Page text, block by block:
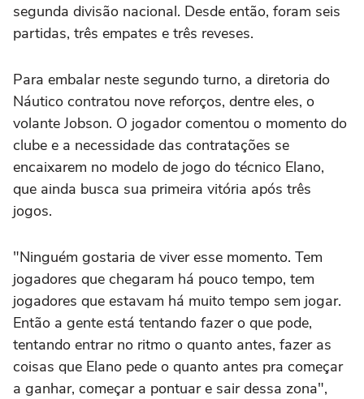
segunda divisão nacional. Desde então, foram seis
partidas, três empates e três reveses.
Para embalar neste segundo turno, a diretoria do
Náutico contratou nove reforços, dentre eles, o
volante Jobson. O jogador comentou o momento do
clube e a necessidade das contratações se
encaixarem no modelo de jogo do técnico Elano,
que ainda busca sua primeira vitória após três
jogos.
"Ninguém gostaria de viver esse momento. Tem
jogadores que chegaram há pouco tempo, tem
jogadores que estavam há muito tempo sem jogar.
Então a gente está tentando fazer o que pode,
tentando entrar no ritmo o quanto antes, fazer as
coisas que Elano pede o quanto antes pra começar
a ganhar, começar a pontuar e sair dessa zona",